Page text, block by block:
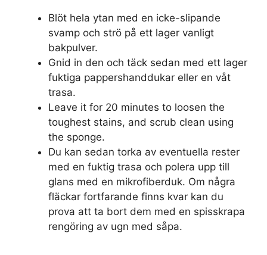
Blöt hela ytan med en icke-slipande
svamp och strö på ett lager vanligt
bakpulver.
Gnid in den och täck sedan med ett lager
fuktiga pappershanddukar eller en våt
trasa.
Leave it for 20 minutes to loosen the
toughest stains, and scrub clean using
the sponge.
Du kan sedan torka av eventuella rester
med en fuktig trasa och polera upp till
glans med en mikrofiberduk. Om några
fläckar fortfarande finns kvar kan du
prova att ta bort dem med en spisskrapa
rengöring av ugn med såpa.